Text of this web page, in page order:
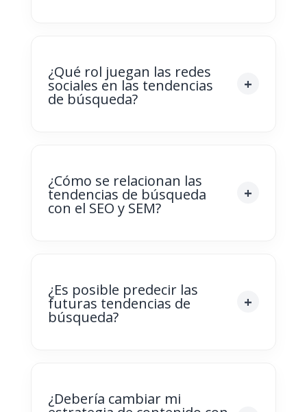
¿Qué rol juegan las redes
sociales en las tendencias
de búsqueda?
¿Cómo se relacionan las
tendencias de búsqueda
con el SEO y SEM?
¿Es posible predecir las
futuras tendencias de
búsqueda?
¿Debería cambiar mi